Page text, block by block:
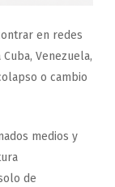
en redes
Venezuela,
o cambio
medios y
de